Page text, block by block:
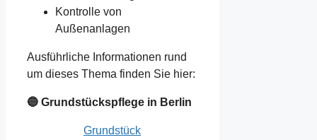
Kontrolle von
Außenanlagen
Ausführliche Informationen rund
um dieses Thema finden Sie hier:
🔵 Grundstückspflege in Berlin
Grundstück